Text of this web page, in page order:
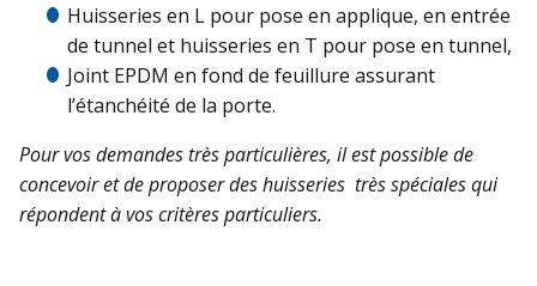
Huisseries en L pour pose en applique, en entrée
de tunnel et huisseries en T pour pose en tunnel,
Joint EPDM en fond de feuillure assurant
l’étanchéité de la porte.
Pour vos demandes très particulières, il est possible de
concevoir et de proposer des huisseries très spéciales qui
répondent à vos critères particuliers.